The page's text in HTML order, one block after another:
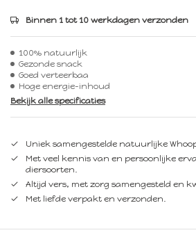
Binnen 1 tot 10 werkdagen verzonden
100% natuurlijk
Gezonde snack
Goed verteerbaa
Hoge energie-inhoud
Bekijk alle specificaties
Uniek samengestelde natuurlijke
Met veel kennis van en persoonlijke
diersoorten.
Altijd vers, met zorg samengesteld en
Met liefde verpakt en verzonden.